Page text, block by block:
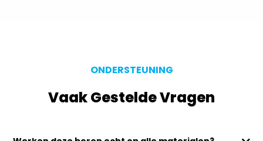
ONDERSTEUNING
Vaak Gestelde Vragen